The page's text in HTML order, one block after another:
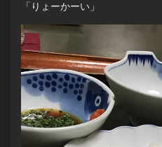
「りょーかーい」